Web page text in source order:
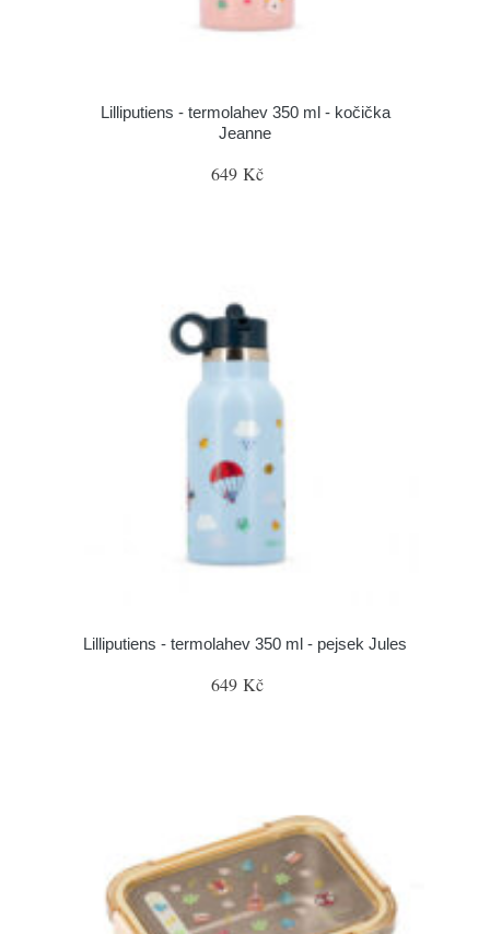
Lilliputiens - termolahev 350 ml - kočička
Jeanne
649 Kč
Lilliputiens - termolahev 350 ml - pejsek Jules
649 Kč